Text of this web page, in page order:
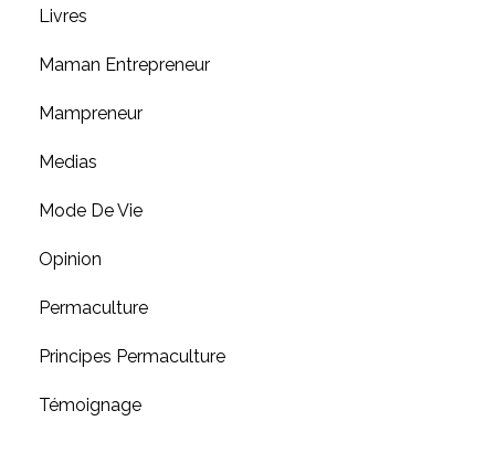
Livres
Maman Entrepreneur
Mampreneur
Medias
Mode De Vie
Opinion
Permaculture
Principes Permaculture
Témoignage